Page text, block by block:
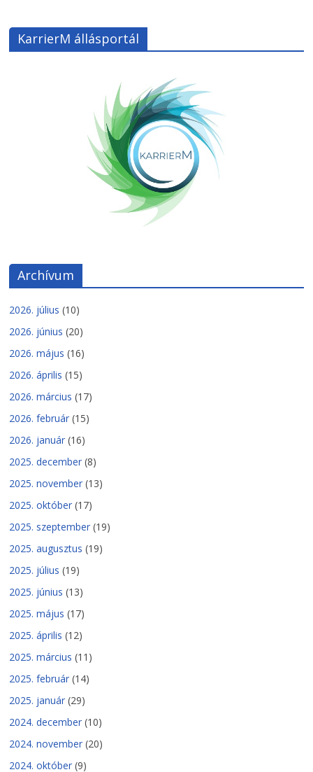
KarrierM állásportál
Archívum
2026. július (10)
2026. június (20)
2026. május (16)
2026. április (15)
2026. március (17)
2026. február (15)
2026. január (16)
2025. december (8)
2025. november (13)
2025. október (17)
2025. szeptember (19)
2025. augusztus (19)
2025. július (19)
2025. június (13)
2025. május (17)
2025. április (12)
2025. március (11)
2025. február (14)
2025. január (29)
2024. december (10)
2024. november (20)
2024. október (9)